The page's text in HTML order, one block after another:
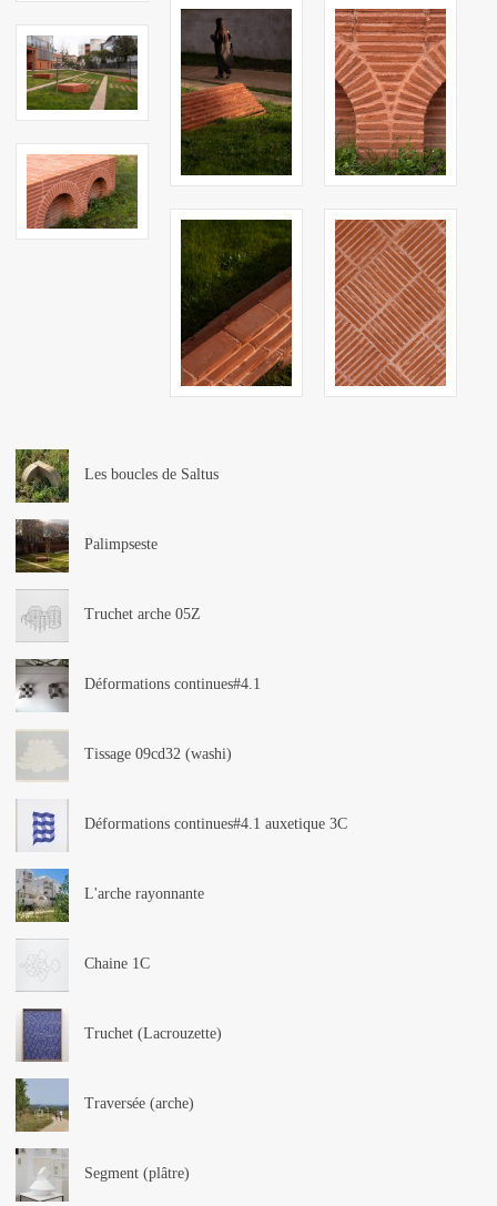
Les boucles de Saltus
Palimpseste
Truchet arche 05Z
Déformations continues#4.1
Tissage 09cd32 (washi)
Déformations continues#4.1 auxetique 3C
L'arche rayonnante
Chaine 1C
Truchet (Lacrouzette)
Traversée (arche)
Segment (plâtre)